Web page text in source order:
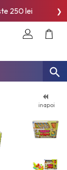
250 lei ❯
inapoi